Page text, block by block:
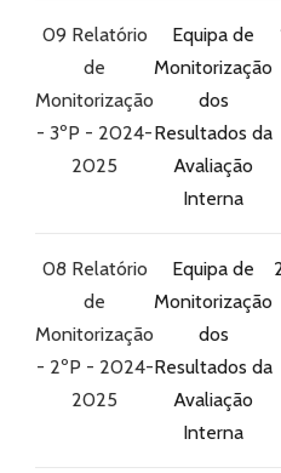
09 Relatório
de
Monitorização
- 3ºP - 2024-
2025
Equipa de
Monitorização
dos
Resultados da
Avaliação
Interna
08 Relatório
de
Monitorização
- 2ºP - 2024-
2025
Equipa de
Monitorização
dos
Resultados da
Avaliação
Interna